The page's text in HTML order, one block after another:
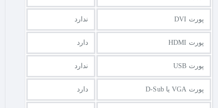
پورت DVI ندارد
پورت HDMI دارد
پورت USB ندارد
پورت VGA یا D-Sub دارد